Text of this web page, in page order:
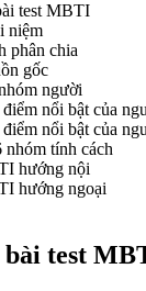
test MBTI
niệm
phân chia
gốc
người
nổi bật của
nổi bật của
tính cách
hướng nội
hướng ngoại
bài test